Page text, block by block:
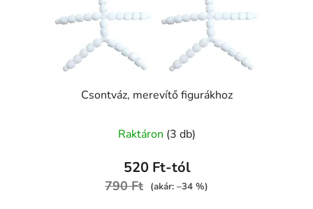
Csontváz, merevítő figurákhoz
termék
átlagos
értékelése
Raktáron (3 db)
520 Ft-tól
790 Ft (akár: –34 %)